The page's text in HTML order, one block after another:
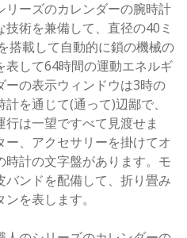
リーズのカレンダーの腕時計
術を兼備して、直径の40ミ
搭載して自動的に鎖の機械の
表して64時間の運動エネルギ
ーの表示ウィンドウは3時の
を通じて(通って)辺鄙で、
は一望ですべて見渡せま
、アクセサリーを掛けてオ
計の文字盤があります。モ
ンドを配備して、折り畳み
を表します。